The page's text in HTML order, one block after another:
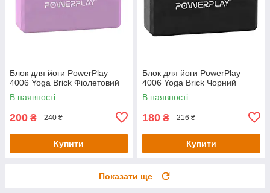
Блок для йоги PowerPlay
4006 Yoga Brick Фіолетовий
В наявності
200 ₴ 240 ₴
Купити
Блок для йоги PowerPlay
4006 Yoga Brick Чорний
В наявності
180 ₴ 216 ₴
Купити
Показати ще